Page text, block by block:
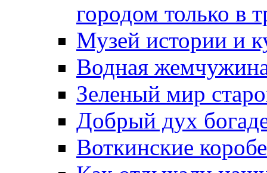
городом только в
Музей истории и
Водная
Зеленый мир
Добрый дух
Воткинские